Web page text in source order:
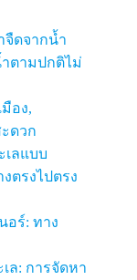
จืดจากน้ำ
ตามปกติไม่
อง,
ดวก
เลแบบ
ตรงไปตรง
อร์: ทาง
ล: การจัดหา